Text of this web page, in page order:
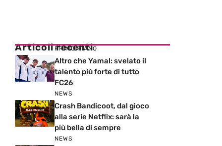
Articoli recenti
PRIMO PIANO
Altro che Yamal: svelato il
talento più forte di tutto
FC26
NEWS
Crash Bandicoot, dal gioco
alla serie Netflix: sarà la
più bella di sempre
NEWS